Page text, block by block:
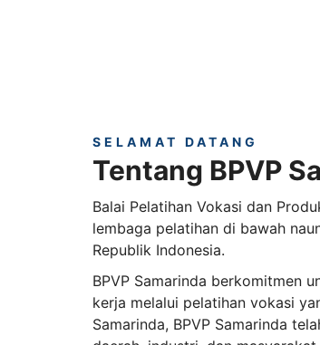
SELAMAT DATANG
Tentang BPVP
Balai Pelatihan Vokasi dan
lembaga pelatihan di bawah
Republik Indonesia.
BPVP Samarinda berkomitmen
kerja melalui pelatihan vokasi
Samarinda, BPVP Samarinda